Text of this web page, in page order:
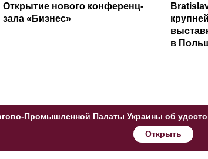
Открытие нового конференц-
зала «Бизнес»
в
Промышленной Палаты Украины об
Открыть